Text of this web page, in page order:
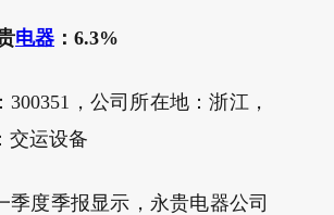
电器 ：6.3%
300351，公司所在地：浙江，
交运设备
季度季报显示，永贵电器公司